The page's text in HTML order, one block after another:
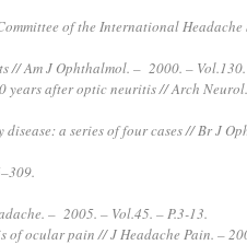
of the International Headache
// Am J Ophthalmol. – 2000. – Vol.130.
years after optic neuritis // Arch
a series of four cases // Br J
– 2005. – Vol.45. – P.3-13.
ocular pain // J Headache Pain. –